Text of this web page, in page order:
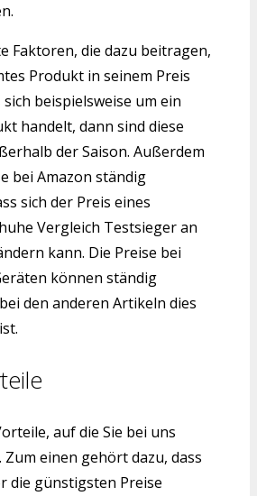
Faktoren, die dazu beitragen,
Produkt in seinem Preis
beispielsweise um ein
handelt, dann sind diese
der Saison. Außerdem
bei Amazon ständig
sich der Preis eines
Vergleich Testsieger an
kann. Die Preise bei
können ständig
den anderen Artikeln dies
auf die Sie bei uns
einen gehört dazu, dass
die günstigsten Preise